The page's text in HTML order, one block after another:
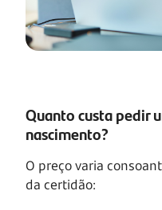
Quanto custa pedir
nascimento?
O preço varia
da certidão: